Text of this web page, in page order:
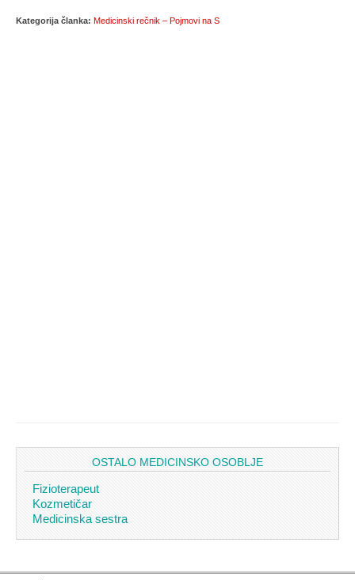
Kategorija članka: Medicinski rečnik – Pojmovi na S
OSTALO MEDICINSKO OSOBLJE
Fizioterapeut
Kozmetičar
Medicinska sestra